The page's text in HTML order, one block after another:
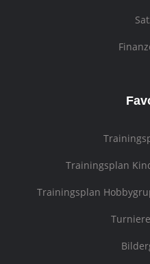
Trainingsplan
Trainingsplan